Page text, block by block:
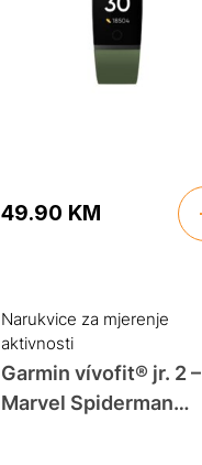
49.90 KM
Narukvice za mjerenje
aktivnosti
Garmin vívofit® jr. 2 –
Marvel Spiderman